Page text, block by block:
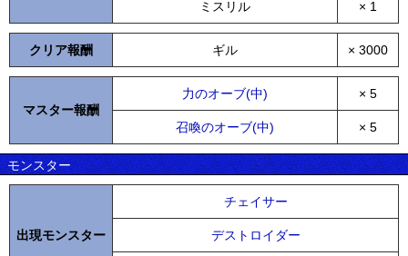
ミスリル × 1
クリア報酬 ギル × 3000
マスター報酬
力のオーブ(中) × 5
召喚のオーブ(中) × 5
モンスター
出現モンスター
チェイサー
デストロイダー